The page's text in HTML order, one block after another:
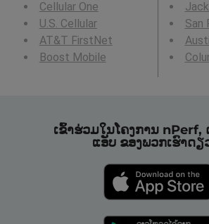
Cellular One
U.S. Cellular
AT&T FirstNet
Boost Mobile
San
ເຂົ້າຮ່ວມໃນໂຄງການ nPerf,
ແອັບ ຂອງພວກເຮົາດຽ